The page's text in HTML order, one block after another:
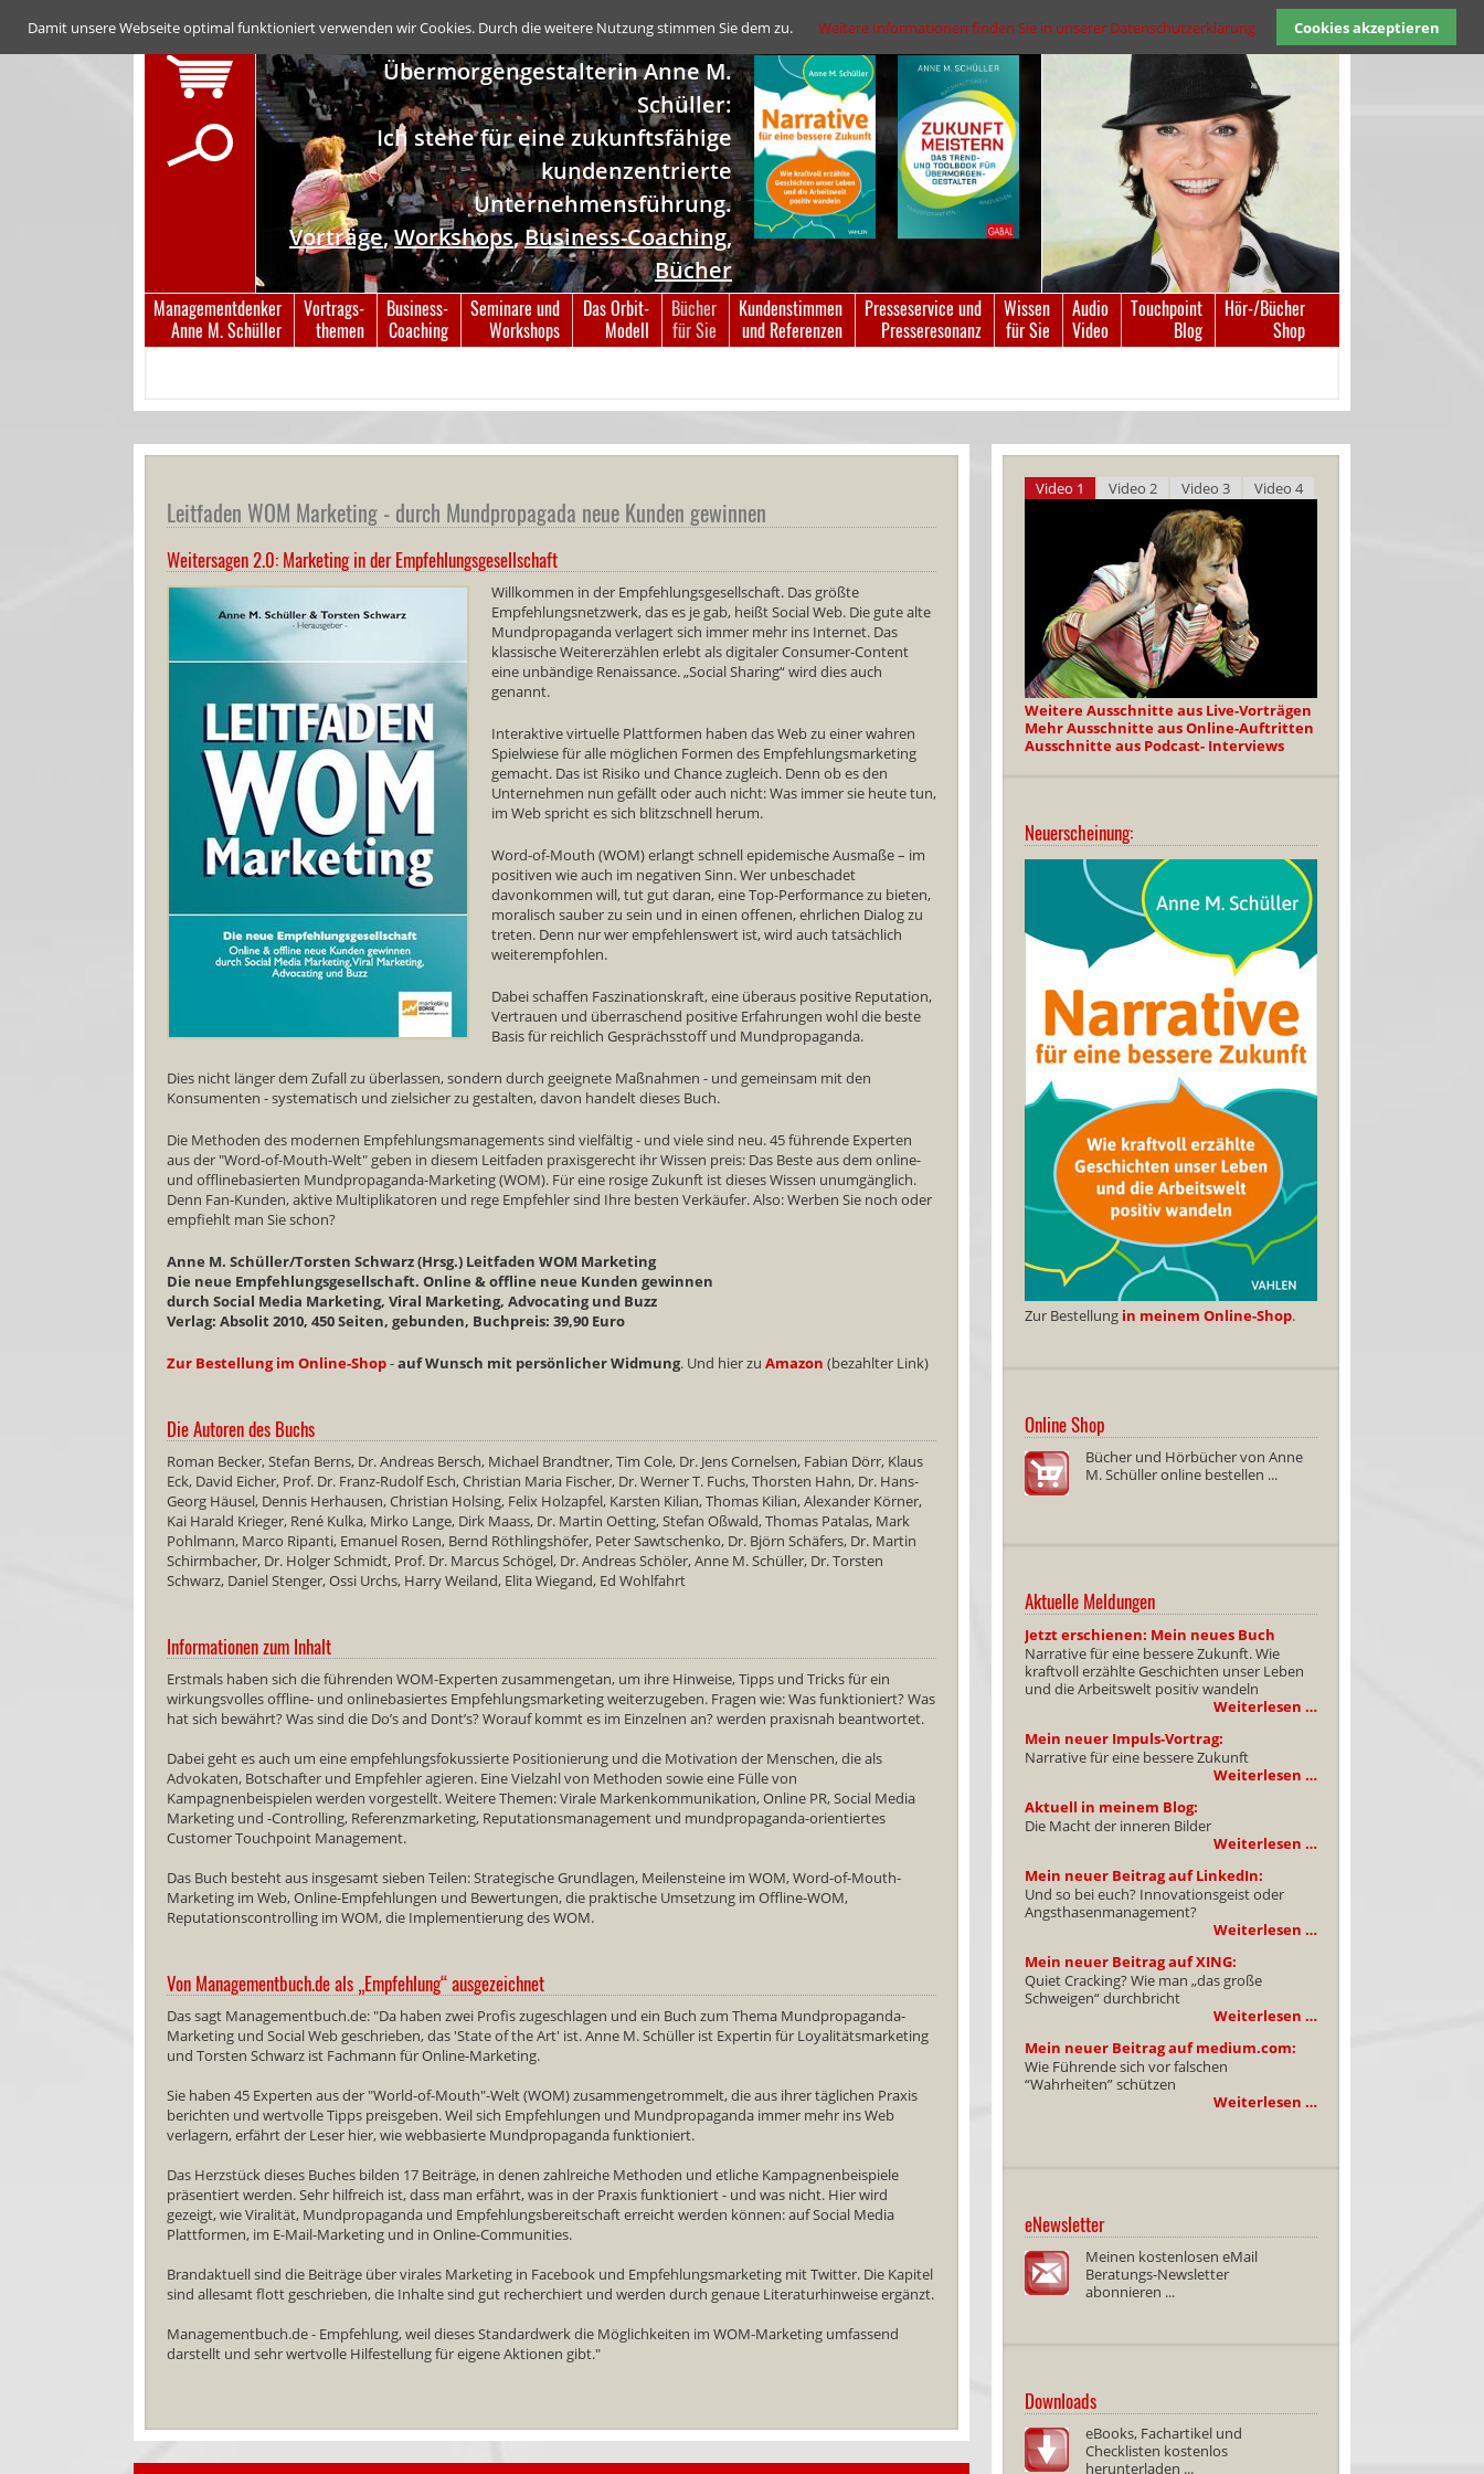
Übermorgengestalterin Anne M.
Schüller:
Ich stehe für eine zukunftsfähige
kundenzentrierte
Unternehmensführung.
Vorträge,Workshops,Business-Coaching,
Bücher
Navigation
überspringen
Managementdenker
Anne M. Schüller
Vortrags-
themen
Business-
Coaching
Seminare und
Workshops
Das Orbit-
Modell
Bücher
für Sie
Kundenstimmen
und Referenzen
Presseservice und
Presseresonanz
Wissen
für Sie
Audio
Video
Touchpoint
Blog
Hör-/Bücher
Shop
Leitfaden WOM Marketing - durch Mundpropagada neue Kunden gewinnen
Weitersagen 2.0: Marketing in der Empfehlungsgesellschaft
Willkommen in der Empfehlungsgesellschaft. Das größte
Empfehlungsnetzwerk, das es je gab, heißt Social Web. Die gute alte
Mundpropaganda verlagert sich immer mehr ins Internet. Das
klassische Weitererzählen erlebt als digitaler Consumer-Content
eine unbändige Renaissance. „Social Sharing“ wird dies auch
genannt.
Interaktive virtuelle Plattformen haben das Web zu einer wahren
Spielwiese für alle möglichen Formen des Empfehlungsmarketing
gemacht. Das ist Risiko und Chance zugleich. Denn ob es den
Unternehmen nun gefällt oder auch nicht: Was immer sie heute tun,
im Web spricht es sich blitzschnell herum.
Word-of-Mouth (WOM) erlangt schnell epidemische Ausmaße – im
positiven wie auch im negativen Sinn. Wer unbeschadet
davonkommen will, tut gut daran, eine Top-Performance zu bieten,
moralisch sauber zu sein und in einen offenen, ehrlichen Dialog zu
treten. Denn nur wer empfehlenswert ist, wird auch tatsächlich
weiterempfohlen.
Dabei schaffen Faszinationskraft, eine überaus positive Reputation,
Vertrauen und überraschend positive Erfahrungen wohl die beste
Basis für reichlich Gesprächsstoff und Mundpropaganda.
Dies nicht länger dem Zufall zu überlassen, sondern durch geeignete Maßnahmen - und gemeinsam mit den
Konsumenten - systematisch und zielsicher zu gestalten, davon handelt dieses Buch.
Die Methoden des modernen Empfehlungsmanagements sind vielfältig - und viele sind neu. 45 führende Experten
aus der "Word-of-Mouth-Welt" geben in diesem Leitfaden praxisgerecht ihr Wissen preis: Das Beste aus dem online-
und offlinebasierten Mundpropaganda-Marketing (WOM). Für eine rosige Zukunft ist dieses Wissen unumgänglich.
Denn Fan-Kunden, aktive Multiplikatoren und rege Empfehler sind Ihre besten Verkäufer. Also: Werben Sie noch oder
empfiehlt man Sie schon?
Anne M. Schüller/Torsten Schwarz (Hrsg.) Leitfaden WOM Marketing
Die neue Empfehlungsgesellschaft. Online & offline neue Kunden gewinnen
durch Social Media Marketing, Viral Marketing, Advocating und Buzz
Verlag: Absolit 2010, 450 Seiten, gebunden, Buchpreis: 39,90 Euro
Zur Bestellung im Online-Shop-auf Wunsch mit persönlicher Widmung. Und hier zu Amazon (bezahlter Link)
Die Autoren des Buchs
Roman Becker, Stefan Berns, Dr. Andreas Bersch, Michael Brandtner, Tim Cole, Dr. Jens Cornelsen, Fabian Dörr, Klaus
Eck, David Eicher, Prof. Dr. Franz-Rudolf Esch, Christian Maria Fischer, Dr. Werner T. Fuchs, Thorsten Hahn, Dr. Hans-
Georg Häusel, Dennis Herhausen, Christian Holsing, Felix Holzapfel, Karsten Kilian, Thomas Kilian, Alexander Körner,
Kai Harald Krieger, René Kulka, Mirko Lange, Dirk Maass, Dr. Martin Oetting, Stefan Oßwald, Thomas Patalas, Mark
Pohlmann, Marco Ripanti, Emanuel Rosen, Bernd Röthlingshöfer, Peter Sawtschenko, Dr. Björn Schäfers, Dr. Martin
Schirmbacher, Dr. Holger Schmidt, Prof. Dr. Marcus Schögel, Dr. Andreas Schöler, Anne M. Schüller, Dr. Torsten
Schwarz, Daniel Stenger, Ossi Urchs, Harry Weiland, Elita Wiegand, Ed Wohlfahrt
Informationen zum Inhalt
Erstmals haben sich die führenden WOM-Experten zusammengetan, um ihre Hinweise, Tipps und Tricks für ein
wirkungsvolles offline- und onlinebasiertes Empfehlungsmarketing weiterzugeben. Fragen wie: Was funktioniert? Was
hat sich bewährt? Was sind die Do’s and Dont’s? Worauf kommt es im Einzelnen an? werden praxisnah beantwortet.
Dabei geht es auch um eine empfehlungsfokussierte Positionierung und die Motivation der Menschen, die als
Advokaten, Botschafter und Empfehler agieren. Eine Vielzahl von Methoden sowie eine Fülle von
Kampagnenbeispielen werden vorgestellt. Weitere Themen: Virale Markenkommunikation, Online PR, Social Media
Marketing und -Controlling, Referenzmarketing, Reputationsmanagement und mundpropaganda-orientiertes
Customer Touchpoint Management.
Das Buch besteht aus insgesamt sieben Teilen: Strategische Grundlagen, Meilensteine im WOM, Word-of-Mouth-
Marketing im Web, Online-Empfehlungen und Bewertungen, die praktische Umsetzung im Offline-WOM,
Reputationscontrolling im WOM, die Implementierung des WOM.
Von Managementbuch.de als „Empfehlung“ ausgezeichnet
Das sagt Managementbuch.de: "Da haben zwei Profis zugeschlagen und ein Buch zum Thema Mundpropaganda-
Marketing und Social Web geschrieben, das 'State of the Art' ist. Anne M. Schüller ist Expertin für Loyalitätsmarketing
und Torsten Schwarz ist Fachmann für Online-Marketing.
Sie haben 45 Experten aus der "World-of-Mouth"-Welt (WOM) zusammengetrommelt, die aus ihrer täglichen Praxis
berichten und wertvolle Tipps preisgeben. Weil sich Empfehlungen und Mundpropaganda immer mehr ins Web
verlagern, erfährt der Leser hier, wie webbasierte Mundpropaganda funktioniert.
Das Herzstück dieses Buches bilden 17 Beiträge, in denen zahlreiche Methoden und etliche Kampagnenbeispiele
präsentiert werden. Sehr hilfreich ist, dass man erfährt, was in der Praxis funktioniert - und was nicht. Hier wird
gezeigt, wie Viralität, Mundpropaganda und Empfehlungsbereitschaft erreicht werden können: auf Social Media
Plattformen, im E-Mail-Marketing und in Online-Communities.
Brandaktuell sind die Beiträge über virales Marketing in Facebook und Empfehlungsmarketing mit Twitter. Die Kapitel
sind allesamt flott geschrieben, die Inhalte sind gut recherchiert und werden durch genaue Literaturhinweise ergänzt.
Managementbuch.de - Empfehlung, weil dieses Standardwerk die Möglichkeiten im WOM-Marketing umfassend
darstellt und sehr wertvolle Hilfestellung für eigene Aktionen gibt."
Video 1 Video 2 Video 3 Video 4
Weitere Ausschnitte aus Live-Vorträgen
Mehr Ausschnitte aus Online-Auftritten
Ausschnitte aus Podcast- Interviews
Neuerscheinung:
Zur Bestellung in meinem Online-Shop.
Online Shop
Bücher und Hörbücher von Anne
M. Schüller online bestellen ...
Aktuelle Meldungen
Jetzt erschienen: Mein neues Buch
Narrative für eine bessere Zukunft. Wie
kraftvoll erzählte Geschichten unser Leben
und die Arbeitswelt positiv wandeln
Weiterlesen …
Mein neuer Impuls-Vortrag:
Narrative für eine bessere Zukunft
Weiterlesen …
Aktuell in meinem Blog:
Die Macht der inneren Bilder
Weiterlesen …
Mein neuer Beitrag auf LinkedIn:
Und so bei euch? Innovationsgeist oder
Angsthasenmanagement?
Weiterlesen …
Mein neuer Beitrag auf XING:
Quiet Cracking? Wie man „das große
Schweigen“ durchbricht
Weiterlesen …
Mein neuer Beitrag auf medium.com:
Wie Führende sich vor falschen
“Wahrheiten” schützen
Weiterlesen …
eNewsletter
Meinen kostenlosen eMail
Beratungs-Newsletter
abonnieren ...
Downloads
eBooks, Fachartikel und
Checklisten kostenlos
herunterladen ...
Damit unsere Webseite optimal funktioniert verwenden wir Cookies. Durch die weitere Nutzung stimmen Sie dem zu. Weitere Informationen finden Sie in unserer Datenschutzerklärung Cookies akzeptieren